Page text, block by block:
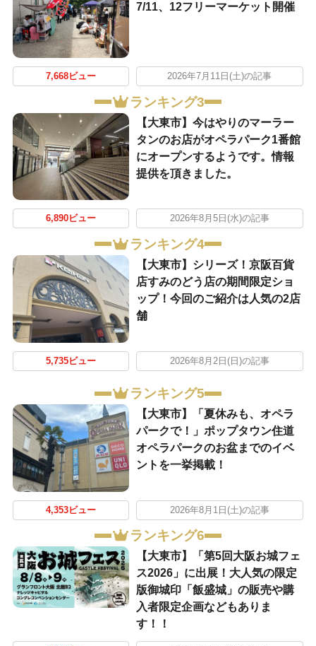
7/11、12フリーマーケット開催
7,668ビュー 2026年7月11日(土)の記事
ランキング3
【大東市】今はやりのマーラー
タンのお店がオペラパーク1番館
にオープンするようです。情報
提供を頂きました。
6,890ビュー 2026年8月5日(水)の記事
ランキング4
【大東市】シリーズ！京阪百貨
店すみのどう店の期間限定ショ
ップ！今回のご紹介は人気の2店
舗
5,735ビュー 2026年8月2日(日)の記事
ランキング5
【大東市】「夏休みも、オペラ
パークで！」ポップタウン住道
オペラパークのお盆までのイベ
ントを一挙掲載！
4,353ビュー 2026年8月1日(土)の記事
ランキング6
【大東市】「第5回大阪お城フェ
ス2026」に出展！大人気の限定
版御城印「飯盛城」の販売や購
入者限定企画などもありま
す！！